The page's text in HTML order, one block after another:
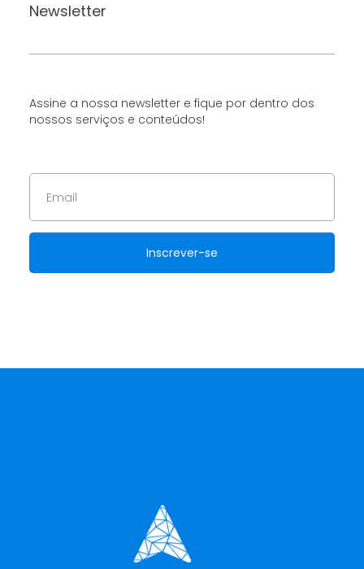
Newsletter
Assine a nossa newsletter e fique por dentro dos
nossos serviços e conteúdos!
Inscrever-se